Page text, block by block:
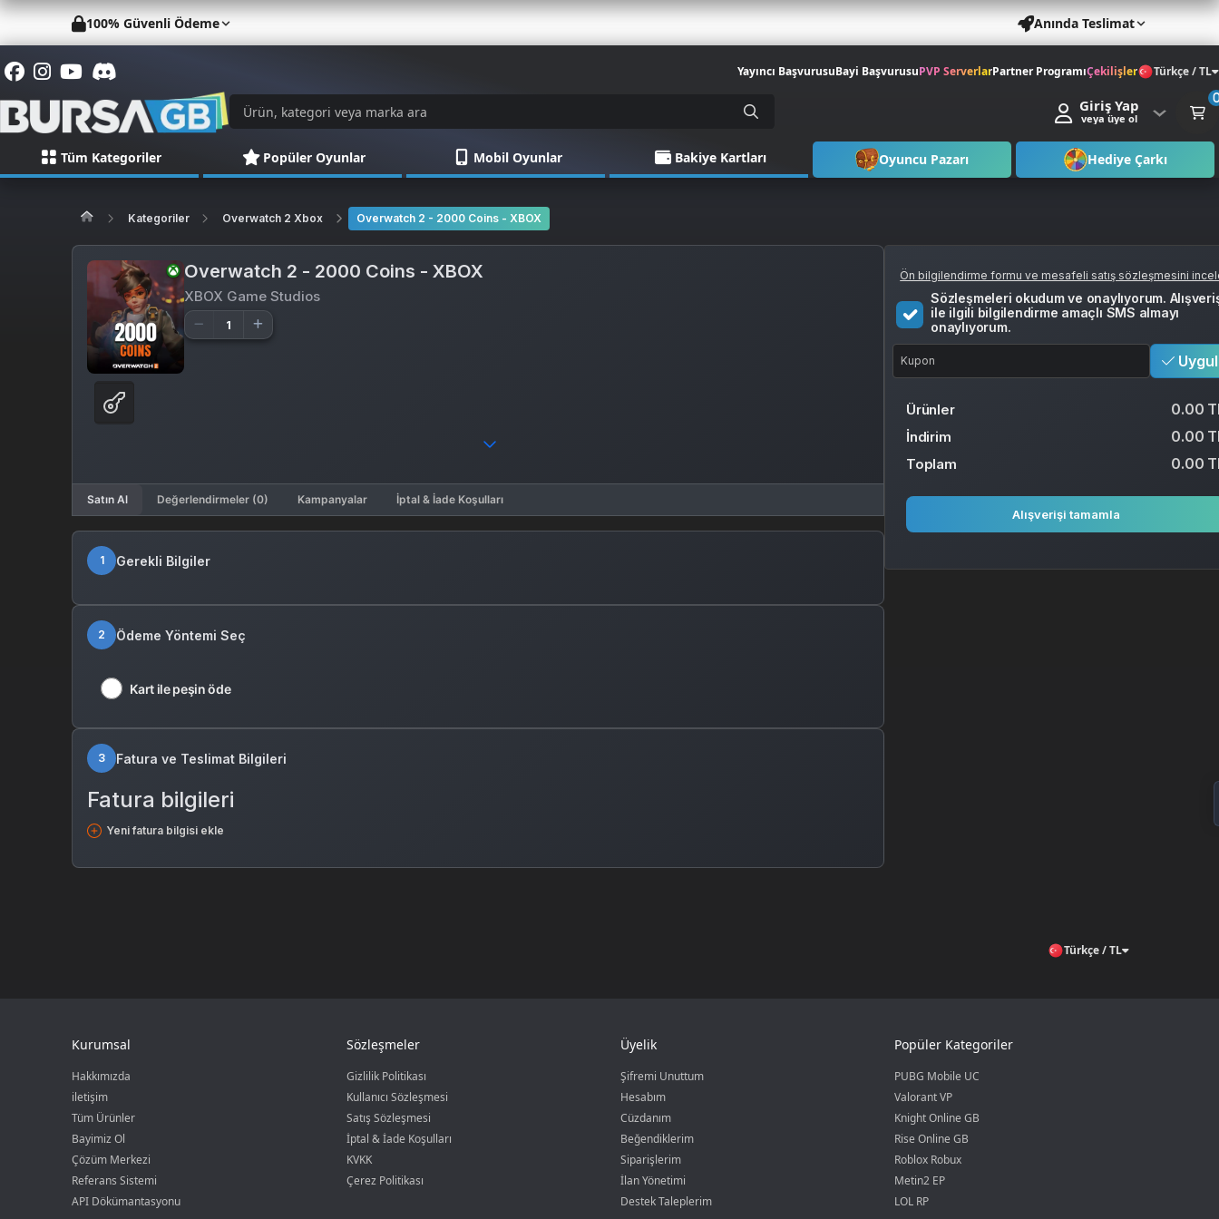
100% Güvenli Ödeme Anında Teslimat
Yayıncı BaşvurusuBayi BaşvurusuPVP ServerlarPartner ProgramıÇekilişler Türkçe / TL
Giriş Yap
veya üye ol
Tüm Kategoriler Popüler Oyunlar Mobil Oyunlar Bakiye Kartları Oyuncu Pazarı Hediye Çarkı
Kategoriler Overwatch 2 Xbox Overwatch 2 - 2000 Coins - XBOX
Overwatch 2 - 2000 Coins - XBOX
XBOX Game Studios
Satın Al Değerlendirmeler (0) Kampanyalar İptal & İade Koşulları
1 Gerekli Bilgiler
2 Ödeme Yöntemi Seç
Kart ile peşin öde
3 Fatura ve Teslimat Bilgileri
Fatura bilgileri
Yeni fatura bilgisi ekle
Ön bilgilendirme formu ve mesafeli satış sözleşmesini
Sözleşmeleri okudum ve onaylıyorum.
ile ilgili bilgilendirme amaçlı SMS almayı
onaylıyorum.
Ürünler 0.00
İndirim 0.00
Toplam 0.00
Alışverişi tamamla
Türkçe / TL
Kurumsal
Hakkımızda
iletişim
Tüm Ürünler
Bayimiz Ol
Çözüm Merkezi
Referans Sistemi
API Dökümantasyonu
Sözleşmeler
Gizlilik Politikası
Kullanıcı Sözleşmesi
Satış Sözleşmesi
İptal & İade Koşulları
KVKK
Çerez Politikası
Üyelik
Şifremi Unuttum
Hesabım
Cüzdanım
Beğendiklerim
Siparişlerim
İlan Yönetimi
Destek Taleplerim
Popüler Kategoriler
PUBG Mobile UC
Valorant VP
Knight Online GB
Rise Online GB
Roblox Robux
Metin2 EP
LOL RP